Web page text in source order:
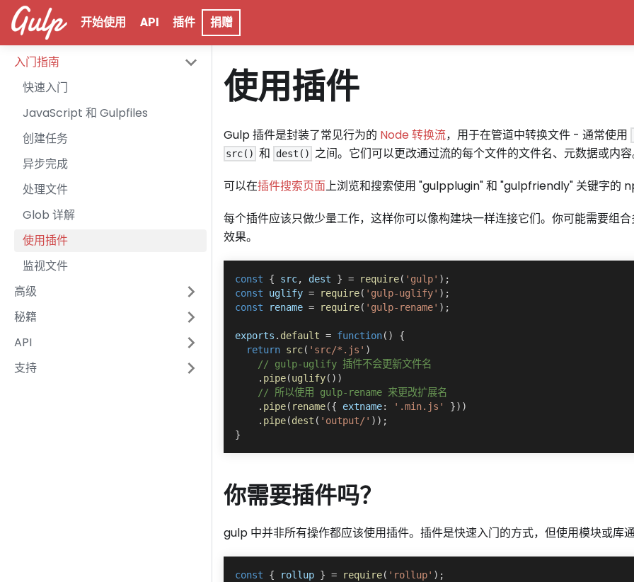
开始使用 API 插件 捐赠
入门指南
快速入门
JavaScript 和 Gulpfiles
创建任务
异步完成
处理文件
Glob 详解
使用插件
监视文件
高级
秘籍
API
支持
使用插件
Gulp 插件是封装了常见行为的 Node 转换流，用于在管道中转换文件 - 通常使用
src() 和 dest()
之间。它们可以更改通过流的每个文件的文件名、元数据或内
可以在插件搜索页面上浏览和搜索使用 "gulpplugin" 和 "gulpfriendly" 关键字的
每个插件应该只做少量工作，这样你可以像构建块一样连接它们。你可能需要组
效果。
const { src, dest } = require( 'gulp' ) ;
const uglify = require( 'gulp-uglify' ) ;
const rename = require( 'gulp-rename' ) ;
exports . default = function( )
{
return src( 'src/*.js' )
// gulp-uglify 插件不会更新文件名
. pipe(uglify( ) )
// 所以使用 gulp-rename 来更改扩展名
. pipe( rename({ extname: '.min.js' }) )
. pipe(dest ( 'output/' ) ) ;
}
你需要插件吗？
gulp 中并非所有操作都应该使用插件。插件是快速入门的方式，但使用模块或库
const { rollup } = require( 'rollup' ) ;